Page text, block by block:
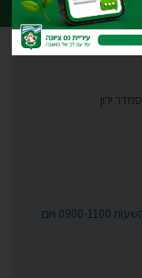
סמדר ירון
יום שני בין השעות 0900-1100 ויום